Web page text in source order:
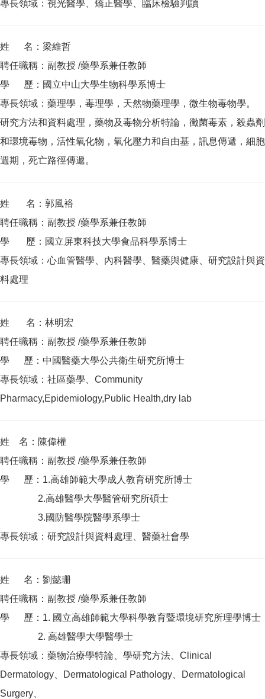
專長領域：視光醫學、矯正醫學、臨床檢驗判讀
姓 名：梁維哲
聘任職稱：副教授 /藥學系兼任教師
學 歷：國立中山大學生物科學系博士
專長領域：藥理學，毒理學，天然物藥理學，微生物毒物學。
研究方法和資料處理，藥物及毒物分析特論，黴菌毒素，殺蟲劑
和環境毒物，活性氧化物，氧化壓力和自由基，訊息傳遞，細胞
週期，死亡路徑傳遞。
姓 名：郭風裕
聘任職稱：副教授 /藥學系兼任教師
學 歷：國立屏東科技大學食品科學系博士
專長領域：心血管醫學、內科醫學、醫藥與健康、研究設計與資
料處理
姓 名：林明宏
聘任職稱：副教授 /藥學系兼任教師
學 歷：中國醫藥大學公共衛生研究所博士
專長領域：社區藥學、Community
Pharmacy,Epidemiology,Public Health,dry lab
姓 名：陳偉權
聘任職稱：副教授 /藥學系兼任教師
學 歷：1.高雄師範大學成人教育研究所博士
2.高雄醫學大學醫管研究所碩士
3.國防醫學院醫學系學士
專長領域：研究設計與資料處理、醫藥社會學
姓 名：劉懿珊
聘任職稱：副教授 /藥學系兼任教師
學 歷：1. 國立高雄師範大學科學教育暨環境研究所理學博士
2. 高雄醫學大學醫學士
專長領域：藥物治療學特論、學研究方法、Clinical
Dermatology、Dermatological Pathology、Dermatological
Surgery、